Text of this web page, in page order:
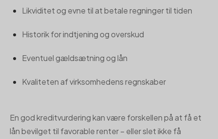
Likviditet og evne til at betale regninger til tiden
Historik for indtjening og overskud
Eventuel gældsætning og lån
Kvaliteten af virksomhedens regnskaber
En god kreditvurdering kan være forskellen på at få et
lån bevilget til favorable renter – eller slet ikke få